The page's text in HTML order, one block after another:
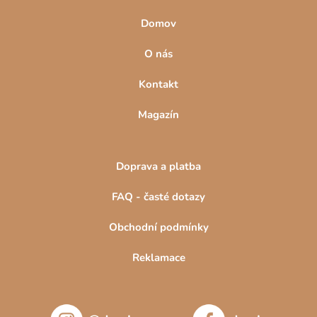
Domov
O nás
Kontakt
Magazín
Doprava a platba
FAQ - časté dotazy
Obchodní podmínky
Reklamace